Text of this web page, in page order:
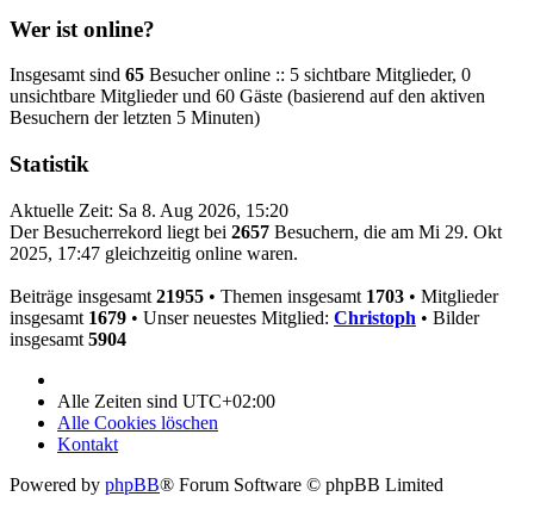
Wer ist online?
Insgesamt sind 65 Besucher online :: 5 sichtbare Mitglieder, 0
unsichtbare Mitglieder und 60 Gäste (basierend auf den aktiven
Besuchern der letzten 5 Minuten)
Statistik
Aktuelle Zeit: Sa 8. Aug 2026, 15:20
Der Besucherrekord liegt bei 2657 Besuchern, die am Mi 29. Okt
2025, 17:47 gleichzeitig online waren.
Beiträge insgesamt 21955 • Themen insgesamt 1703 • Mitglieder
insgesamt 1679 • Unser neuestes Mitglied: Christoph • Bilder
insgesamt 5904
Alle Zeiten sind UTC+02:00
Alle Cookies löschen
Kontakt
Powered by phpBB® Forum Software © phpBB Limited